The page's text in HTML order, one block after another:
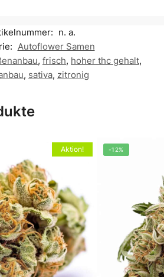
n. a.
Autoflower Samen
, frisch, hoher thc gehalt,
, sativa, zitronig
Aktion! -12%